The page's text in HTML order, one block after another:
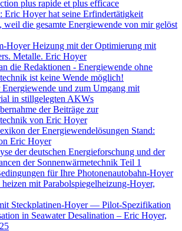
plus rapide et plus efficace
Eric Hoyer hat seine Erfindertätigkeit
weil die gesamte Energiewende von mir gelöst
Hoyer Heizung mit der Optimierung mit
Metalle. Eric Hoyer
die Redaktionen - Energiewende ohne
ist keine Wende möglich!
und zum Umgang mit
in stillgelegten AKWs
der Beiträge zur
von Eric Hoyer
der Energiewendelösungen Stand:
Eric Hoyer
der deutschen Energieforschung und der
der Sonnenwärmetechnik Teil 1
für Ihre Photonenautobahn-Hoyer
heizen mit Parabolspiegelheizung-Hoyer,
Steckplatinen‑Hoyer — Pilot‑Spezifikation
in Seawater Desalination – Eric Hoyer,